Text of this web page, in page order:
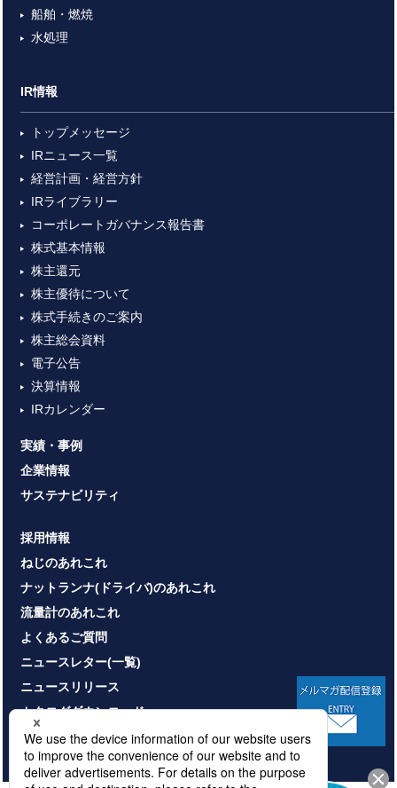
船舶・燃焼
水処理
IR情報
トップメッセージ
IRニュース一覧
経営計画・経営方針
IRライブラリー
コーポレートガバナンス報告書
株式基本情報
株主還元
株主優待について
株式手続きのご案内
株主総会資料
電子公告
決算情報
IRカレンダー
実績・事例
企業情報
サステナビリティ
採用情報
ねじのあれこれ
ナットランナ(ドライバ)のあれこれ
流量計のあれこれ
よくあるご質問
ニュースレター(一覧)
ニュースリリース
カタログダウンロード
お問い合わせ